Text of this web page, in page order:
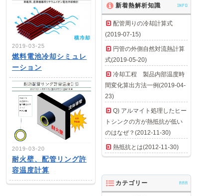
2019-03-25
燃料電池冷却シミュレ
ーション
2019-03-20
耐火壁、配管リング許
容温度計算
新着熱解析知識 INFO
配管周りの冷却計算式
(2019-07-15)
円管の外側自然対流熱計算
式(2019-05-20)
冷却工程 製品内部温度時
間変化算出方法一例(2019-04-
23)
Q) アルマイト処理したヒー
トシンクの方が熱抵抗が低い
のはなぜ？(2012-11-30)
熱抵抗とは(2012-11-30)
カテゴリー AAA